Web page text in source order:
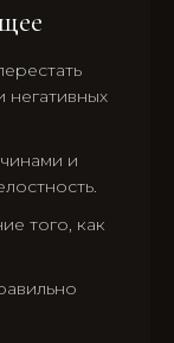
негативных
и
того, как